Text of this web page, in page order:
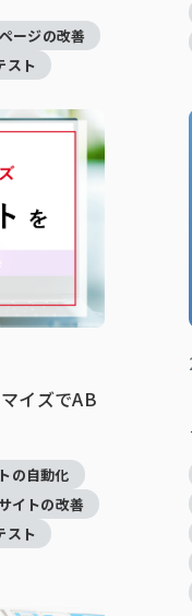
ージの改善
スト
イズでAB
の自動化
イトの改善
スト